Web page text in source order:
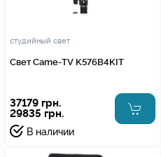
студийный свет
Свет Came-TV K576B4KIT
37179 грн.
29835 грн.
В наличии